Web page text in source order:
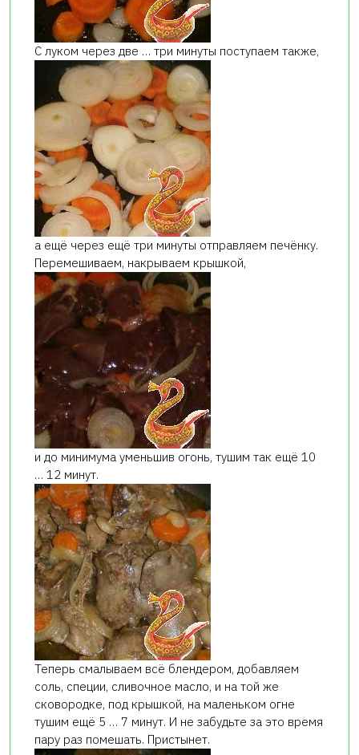
С луком через две … три минуты поступаем также,
а ещё через ещё три минуты отправляем печёнку.
Перемешиваем, накрываем крышкой,
и до минимума уменьшив огонь, тушим так ещё 10
… 12 минут.
Теперь смалываем всё блендером, добавляем
соль, специи, сливочное масло, и на той же
сковородке, под крышкой, на маленьком огне
тушим ещё 5 … 7 минут. И не забудьте за это время
пару раз помешать. Пристынет.